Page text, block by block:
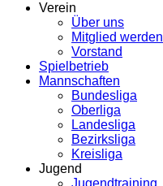
Verein
Über uns
Mitglied werden
Vorstand
Spielbetrieb
Mannschaften
Bundesliga
Oberliga
Landesliga
Bezirksliga
Kreisliga
Jugend
Jugendtraining